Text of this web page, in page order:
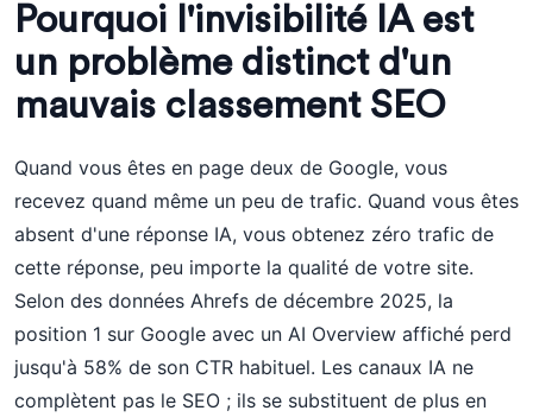
Pourquoi l'invisibilité IA est
un problème distinct d'un
mauvais classement SEO
Quand vous êtes en page deux de Google, vous
recevez quand même un peu de trafic. Quand vous êtes
absent d'une réponse IA, vous obtenez zéro trafic de
cette réponse, peu importe la qualité de votre site.
Selon des données Ahrefs de décembre 2025, la
position 1 sur Google avec un AI Overview affiché perd
jusqu'à 58% de son CTR habituel. Les canaux IA ne
complètent pas le SEO ; ils se substituent de plus en